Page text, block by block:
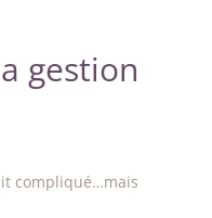
gestion
compliqué…mais